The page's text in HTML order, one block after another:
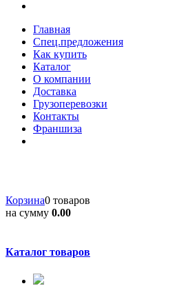
Главная
Спец.предложения
Как купить
Каталог
О компании
Доставка
Грузоперевозки
Контакты
Франшиза
Корзина0 товаров
на сумму 0.00
Каталог товаров